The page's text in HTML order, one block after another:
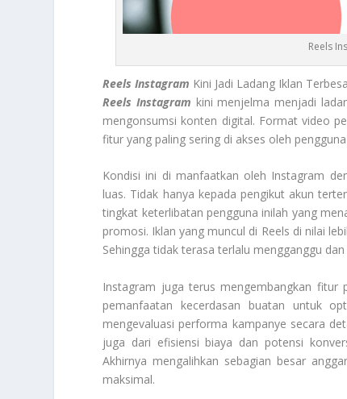
Reels
Reels Instagram Kini Jadi Ladang Iklan
Reels Instagram kini menjelma menjadi
mengonsumsi konten digital. Format video
fitur yang paling sering di akses oleh
Kondisi ini di manfaatkan oleh Instagram
luas. Tidak hanya kepada pengikut akun
tingkat keterlibatan pengguna inilah yang
promosi. Iklan yang muncul di Reels di nilai
Sehingga tidak terasa terlalu mengganggu
Instagram juga terus mengembangkan fitur
pemanfaatan kecerdasan buatan untuk
mengevaluasi performa kampanye secara
juga dari efisiensi biaya dan potensi
Akhirnya mengalihkan sebagian besar
maksimal.